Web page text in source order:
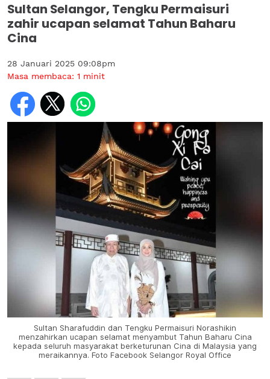
Sultan Selangor, Tengku Permaisuri
zahir ucapan selamat Tahun Baharu
Cina
28 Januari 2025 09:08pm
Masa membaca: 1 minit
Sultan Sharafuddin dan Tengku Permaisuri Norashikin
menzahirkan ucapan selamat menyambut Tahun Baharu Cina
kepada seluruh masyarakat berketurunan Cina di Malaysia yang
meraikannya. Foto Facebook Selangor Royal Office